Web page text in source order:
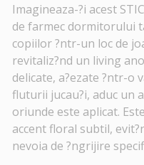
Imagineaza-?i acest
de farmec dormitorului
copiilor ?ntr-un loc de
revitaliz?nd un living
delicate, a?ezate ?ntr-o
fluturii jucau?i, aduc un
oriunde este aplicat.
accent floral subtil,
nevoia de ?ngrijire